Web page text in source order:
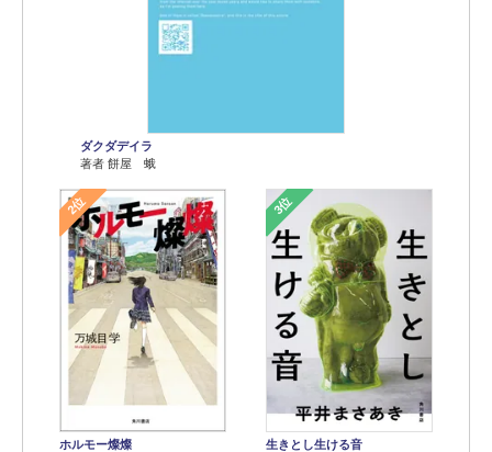
ダクダデイラ
著者 餅屋 蛾
2位
ホルモー燦燦
3位
生きとし生ける音